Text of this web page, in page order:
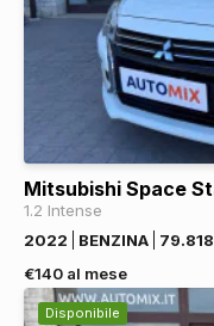
Mitsubishi Space
1.2 Intense
2022
BENZINA
€140 al mese
Disponibile